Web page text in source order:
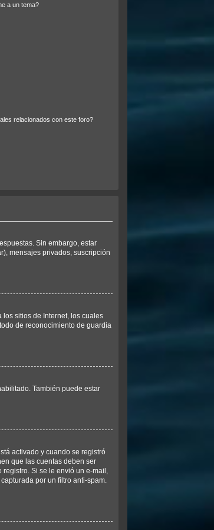
a un tema?
relacionados con este foro?
Sin embargo, estar
mensajes privados, suscripción
los sitios de Internet, los cuales
de reconocimiento de guardia
También puede estar
activado y cuando se registró
que las cuentas deben ser
Si se le envió un e-mail,
por un filtro anti-spam.